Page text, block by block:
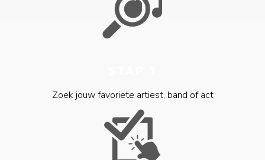
Zoek jouw favoriete artiest, band of act